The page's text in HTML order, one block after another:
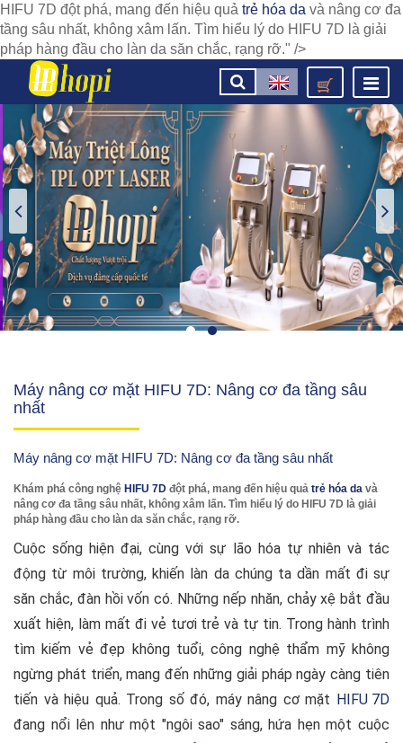
HIFU 7D đột phá, mang đến hiệu quả trẻ hóa da và nâng cơ đa
tầng sâu nhất, không xâm lấn. Tìm hiểu lý do HIFU 7D là giải
pháp hàng đầu cho làn da săn chắc, rạng rỡ." />
Máy nâng cơ mặt HIFU 7D: Nâng cơ đa tầng sâu
nhất
Máy nâng cơ mặt HIFU 7D: Nâng cơ đa tầng sâu nhất
Khám phá công nghệ HIFU 7D đột phá, mang đến hiệu quả trẻ hóa da và
nâng cơ đa tầng sâu nhất, không xâm lấn. Tìm hiểu lý do HIFU 7D là giải
pháp hàng đầu cho làn da săn chắc, rạng rỡ.
Cuộc sống hiện đại, cùng với sự lão hóa tự nhiên và tác
động từ môi trường, khiến làn da chúng ta dần mất đi sự
săn chắc, đàn hồi vốn có. Những nếp nhăn, chảy xệ bắt đầu
xuất hiện, làm mất đi vẻ tươi trẻ và tự tin. Trong hành trình
tìm kiếm vẻ đẹp không tuổi, công nghệ thẩm mỹ không
ngừng phát triển, mang đến những giải pháp ngày càng tiên
tiến và hiệu quả. Trong số đó, máy nâng cơ mặt HIFU 7D
đang nổi lên như một "ngôi sao" sáng, hứa hẹn một cuộc